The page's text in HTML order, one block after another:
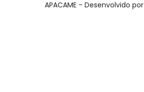
APACAME - Desenvolvido por